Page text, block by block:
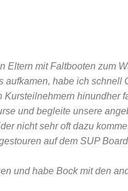
Eltern mit Faltbooten zum
aufkamen, habe ich schnell
hinundher
und begleite unsere
nicht sehr oft dazu
auf dem SUP
und habe Bock mit den